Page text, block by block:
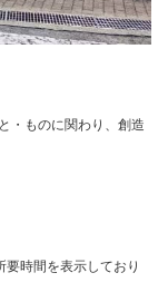
・ものに関わり、創造
時間を表示しており